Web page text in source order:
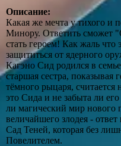
Описание:
Какая же мечта у тихого и
Минору. Ответить сможет
стать героем! Как жаль что
защититься от ядерного
Кагэно Сид родился в
старшая сестра, показывая
тёмного рыцаря,
это Сида и не забыта ли
ли магический мир нового
величайшего злодея -
Сад Теней, которая без
Повелителем.